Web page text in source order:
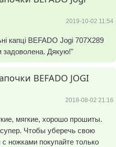
2019-10-02 11:54
капці BEFADO Jogi 707X289
задоволена. Дякую!"
BEFADO JOGI
2018-08-02 21:16
мягкие, хорошо прошиты.
Чтобы уберечь свою
ножками покупайте только